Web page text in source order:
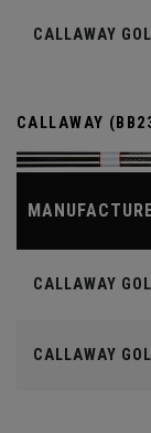
CALLAWAY
CALLAWAY
CALLAWAY
CALLAWAY